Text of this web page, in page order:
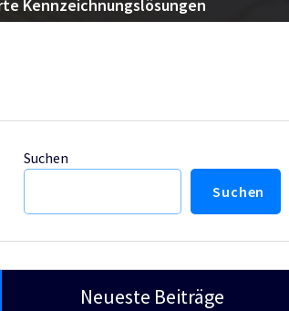
Kennzeichnungslösungen
Suchen
Suchen
Neueste Beiträge